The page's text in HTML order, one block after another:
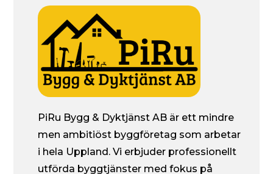
PiRu Bygg & Dyktjänst AB är ett mindre
men ambitiöst byggföretag som arbetar
i hela Uppland. Vi erbjuder professionellt
utförda byggtjänster med fokus på